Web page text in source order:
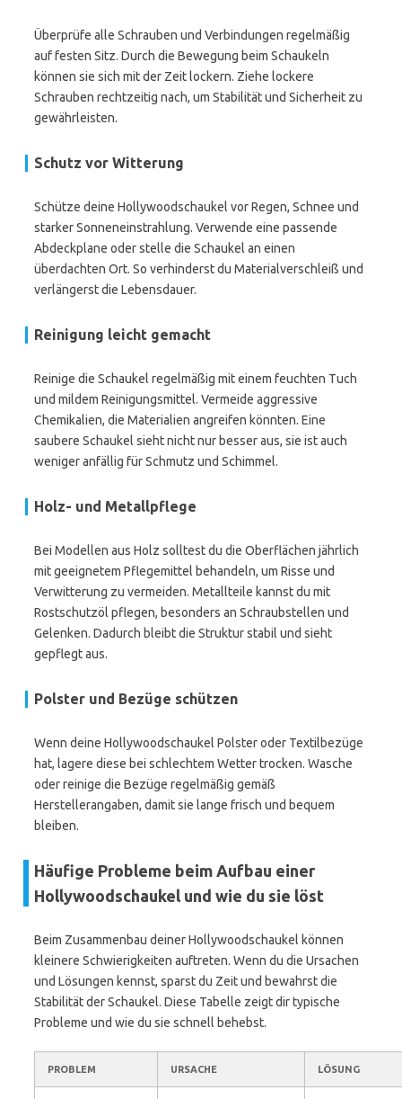
Überprüfe alle Schrauben und Verbindungen regelmäßig
auf festen Sitz. Durch die Bewegung beim Schaukeln
können sie sich mit der Zeit lockern. Ziehe lockere
Schrauben rechtzeitig nach, um Stabilität und Sicherheit zu
gewährleisten.
Schutz vor Witterung
Schütze deine Hollywoodschaukel vor Regen, Schnee und
starker Sonneneinstrahlung. Verwende eine passende
Abdeckplane oder stelle die Schaukel an einen
überdachten Ort. So verhinderst du Materialverschleiß und
verlängerst die Lebensdauer.
Reinigung leicht gemacht
Reinige die Schaukel regelmäßig mit einem feuchten Tuch
und mildem Reinigungsmittel. Vermeide aggressive
Chemikalien, die Materialien angreifen könnten. Eine
saubere Schaukel sieht nicht nur besser aus, sie ist auch
weniger anfällig für Schmutz und Schimmel.
Holz- und Metallpflege
Bei Modellen aus Holz solltest du die Oberflächen jährlich
mit geeignetem Pflegemittel behandeln, um Risse und
Verwitterung zu vermeiden. Metallteile kannst du mit
Rostschutzöl pflegen, besonders an Schraubstellen und
Gelenken. Dadurch bleibt die Struktur stabil und sieht
gepflegt aus.
Polster und Bezüge schützen
Wenn deine Hollywoodschaukel Polster oder Textilbezüge
hat, lagere diese bei schlechtem Wetter trocken. Wasche
oder reinige die Bezüge regelmäßig gemäß
Herstellerangaben, damit sie lange frisch und bequem
bleiben.
Häufige Probleme beim Aufbau einer
Hollywoodschaukel und wie du sie löst
Beim Zusammenbau deiner Hollywoodschaukel können
kleinere Schwierigkeiten auftreten. Wenn du die Ursachen
und Lösungen kennst, sparst du Zeit und bewahrst die
Stabilität der Schaukel. Diese Tabelle zeigt dir typische
Probleme und wie du sie schnell behebst.
PROBLEM URSACHE LÖSUNG